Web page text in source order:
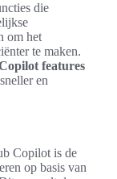
die
om het
te maken.
features
en
Copilot is de
op basis van